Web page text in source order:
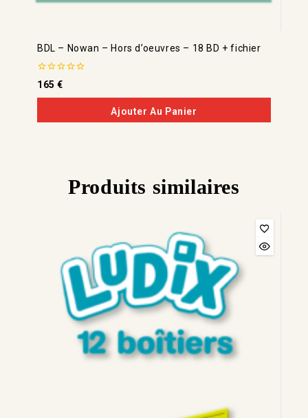
BDL – Nowan – Hors d’oeuvres – 18 BD + fichier
0
de
5
165€
Ajouter Au Panier
Produits similaires